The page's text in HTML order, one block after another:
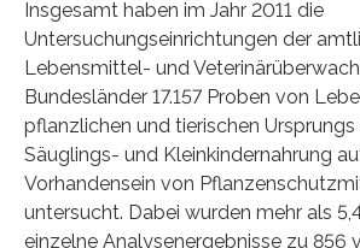
Insgesamt haben im Jahr 2011 die
Untersuchungseinrichtungen der
Lebensmittel- und
Bundesländer 17.157 Proben von
pflanzlichen und tierischen
Säuglings- und Kleinkindernahrung
Vorhandensein von
untersucht. Dabei wurden mehr als
einzelne Analysenergebnisse zu 856